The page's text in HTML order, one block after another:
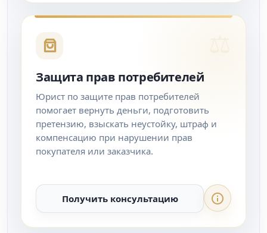
Защита прав потребителей
Юрист по защите прав потребителей
помогает вернуть деньги, подготовить
претензию, взыскать неустойку, штраф и
компенсацию при нарушении прав
покупателя или заказчика.
Получить консультацию